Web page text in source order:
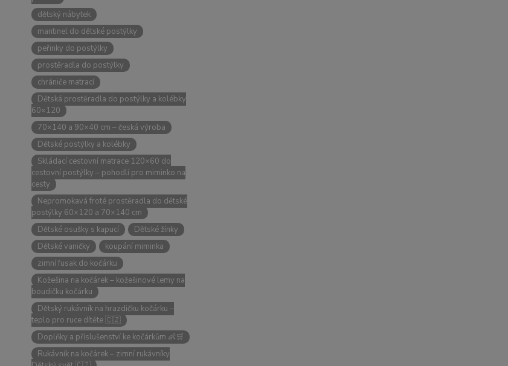
dětský nábytek
mantinel do dětské postýlky
peřinky do postýlky
prostěradla do postýlky
chrániče matrací
Dětská prostěradla do postýlky a kolébky
60×120
70×140 a 90×40 cm – česká výroba
Dětské postýlky a kolébky
Skládací cestovní matrace 120×60 do
cestovní postýlky – pohodlí pro miminko na
cesty
Nepromokavá froté prostěradla do dětské
postýlky 60×120 a 70×140 cm
Dětské osušky s kapucí
Dětské žínky
Dětské vaničky
koupání miminka
zimní fusak do kočárku
Kožešina na kočárek – kožešinové lemy na
boudičku kočárku
Dětský rukávník na hrazdičku kočárku –
teplo pro ruce dítěte 🇨🇿
Doplňky a příslušenství ke kočárkům 👶🛒
Rukávník na kočárek – zimní rukávníky